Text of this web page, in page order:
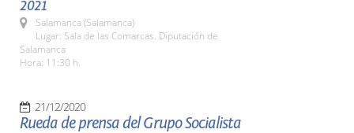
2021
Salamanca (Salamanca)
Lugar: Sala de las Comarcas. Diputación de
Salamanca
Hora: 11:30 h.
21/12/2020
Rueda de prensa del Grupo Socialista